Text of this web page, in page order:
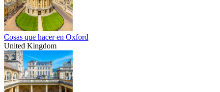
Cosas que hacer en Oxford
United Kingdom